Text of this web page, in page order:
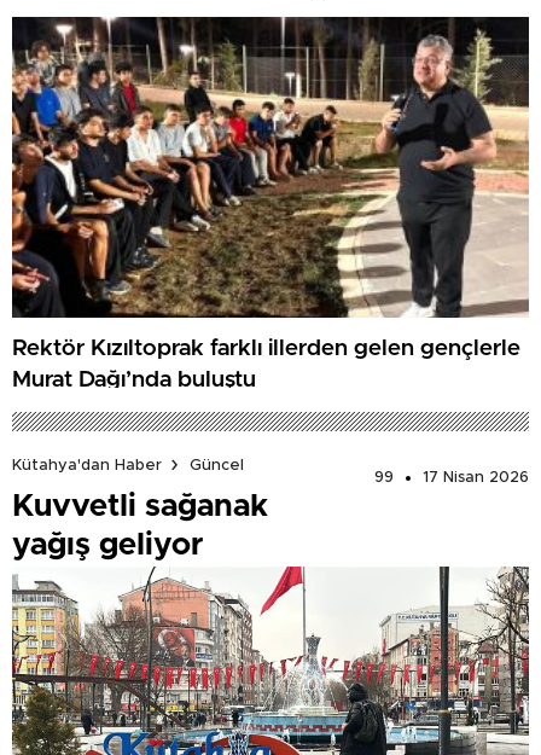
Rektör Kızıltoprak farklı illerden gelen gençlerle
Murat Dağı’nda buluştu
Kütahya'dan Haber
Güncel
99
17 Nisan 2026
Kuvvetli sağanak
yağış geliyor